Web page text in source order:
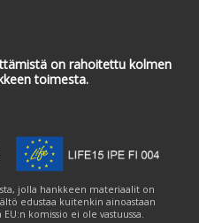
on rahoitettu kolmen
toimesta.
jolla hankkeen materiaalit on
edustaa kuitenkin ainoastaan
komissio ei ole vastuussa.